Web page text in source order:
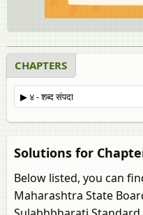
CHAPTERS
Solutions for Chapter
Below listed, you can
Maharashtra State